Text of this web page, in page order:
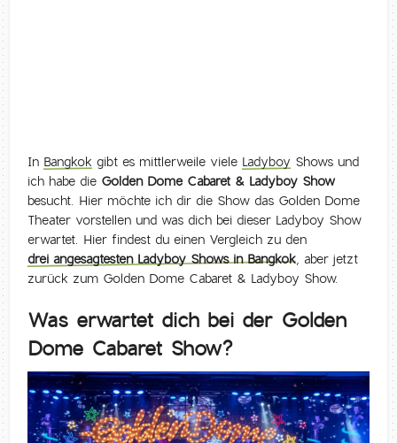
In Bangkok gibt es mittlerweile viele Ladyboy Shows und
ich habe die Golden Dome Cabaret & Ladyboy Show
besucht. Hier möchte ich dir die Show das Golden Dome
Theater vorstellen und was dich bei dieser Ladyboy Show
erwartet. Hier findest du einen Vergleich zu den
drei angesagtesten Ladyboy Shows in Bangkok, aber jetzt
zurück zum Golden Dome Cabaret & Ladyboy Show.
Was erwartet dich bei der Golden
Dome Cabaret Show?